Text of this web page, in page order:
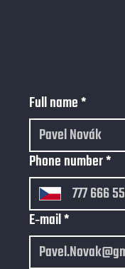
Full name*
Phone number*
E‑mail*